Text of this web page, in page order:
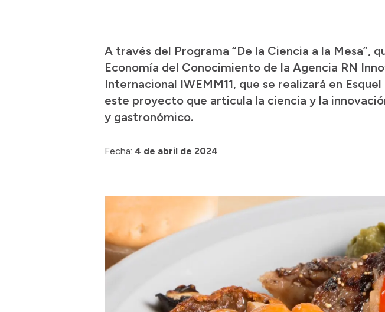
A través del Programa “De la Ciencia a la Mesa”,
Economía del Conocimiento de la Agencia RN
Internacional IWEMM11, que se realizará en
este proyecto que articula la ciencia y la
y gastronómico.
Fecha: 4 de abril de 2024